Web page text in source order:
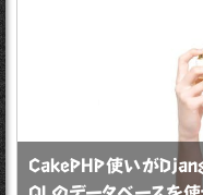
CakePHP使いが